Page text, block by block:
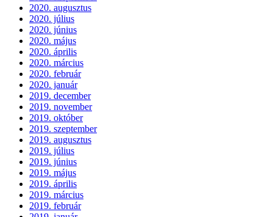
2020. augusztus
2020. július
2020. június
2020. május
2020. április
2020. március
2020. február
2020. január
2019. december
2019. november
2019. október
2019. szeptember
2019. augusztus
2019. július
2019. június
2019. május
2019. április
2019. március
2019. február